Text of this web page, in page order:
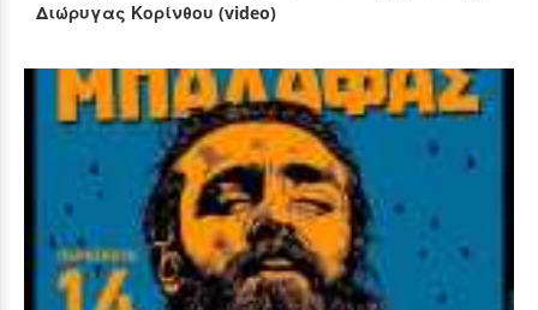
Διώρυγας Κορίνθου (video)